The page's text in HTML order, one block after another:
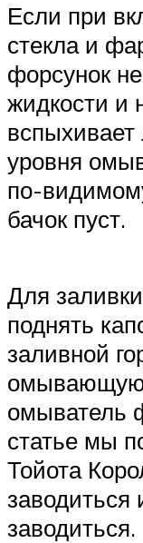
Если при
стекла и
форсунок
жидкости и
вспыхивает
уровня
по-
бачок пуст.
Для
поднять
заливной
омывающую
омыватель
статье мы
Тойота
заводиться
заводиться.